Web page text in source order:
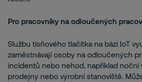
Pro pracovníky na odloučených
Službu tísňového tlačítka na bázi IoT
zaměstnávají osoby na odloučených
incidentů nebo nehod, například noční
prodejny nebo výrobní stanoviště.